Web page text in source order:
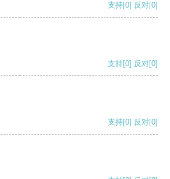
支持[0] 反对[0]
支持[0] 反对[0]
支持[0] 反对[0]